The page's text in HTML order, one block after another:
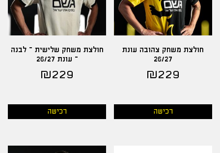
חולצת משחק צהובה עונת
26/27
₪229
רכישה
חולצת משחק שלישית – לבנה
– עונת 26/27
₪229
רכישה